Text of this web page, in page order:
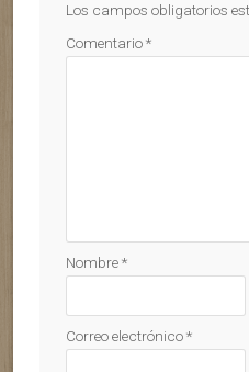
Los campos obligatorios
Comentario*
Nombre*
Correo electrónico*